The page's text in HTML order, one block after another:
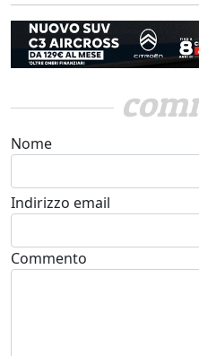
Nome
Indirizzo email
Commento